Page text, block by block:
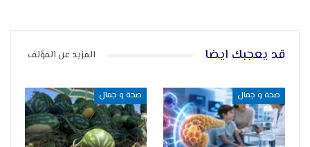
قد يعجبك ايضا المزيد عن المؤلف
صحة و جمال صحة و جمال